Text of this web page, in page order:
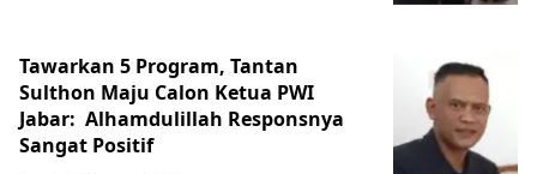
Tawarkan 5 Program, Tantan
Sulthon Maju Calon Ketua PWI
Jabar: Alhamdulillah Responsnya
Sangat Positif